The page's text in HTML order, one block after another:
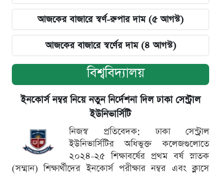
আজকের বাজারে স্বর্ণ-রুপার দাম (৫ আগস্ট)
আজকের বাজারে স্বর্ণের দাম (৪ আগস্ট)
বিশ্ববিদ্যালয়
ইনকোর্স নম্বর নিয়ে নতুন নির্দেশনা দিল ঢাকা সেন্ট্রাল
ইউনিভার্সিটি
নিজস্ব প্রতিবেদক: ঢাকা সেন্ট্রাল
ইউনিভার্সিটির অধিভুক্ত কলেজগুলোতে
২০২৪-২৫ শিক্ষাবর্ষের প্রথম বর্ষ স্নাতক
(সম্মান) শিক্ষার্থীদের ইনকোর্স পরীক্ষার নম্বর এবং ক্লাসে